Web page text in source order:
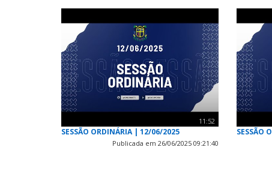
11:52
SESSÃO ORDINÁRIA | 12/06/2025
Publicada em 26/06/2025 09:21:40
SESSÃO